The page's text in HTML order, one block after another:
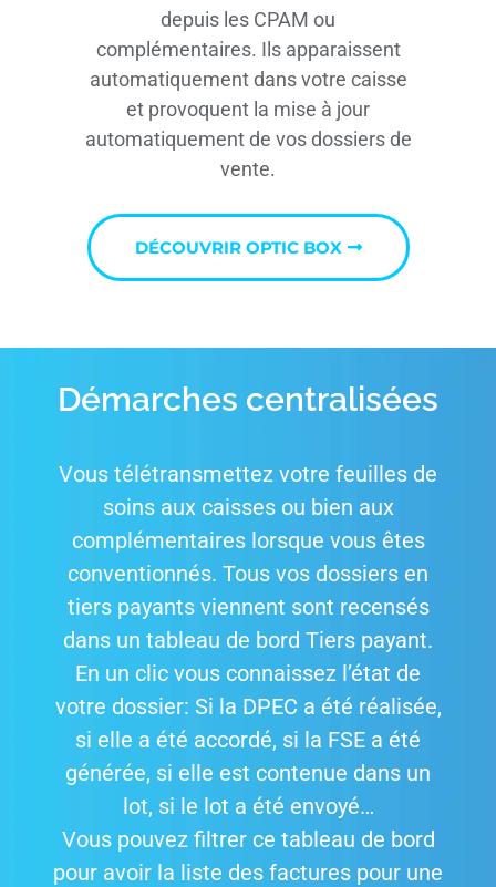
depuis les CPAM ou
complémentaires. Ils apparaissent
automatiquement dans votre caisse
et provoquent la mise à jour
automatiquement de vos dossiers de
vente.
DÉCOUVRIR OPTIC BOX
Démarches centralisées
Vous télétransmettez votre feuilles de
soins aux caisses ou bien aux
complémentaires lorsque vous êtes
conventionnés. Tous vos dossiers en
tiers payants viennent sont recensés
dans un tableau de bord Tiers payant.
En un clic vous connaissez l’état de
votre dossier: Si la DPEC a été réalisée,
si elle a été accordé, si la FSE a été
générée, si elle est contenue dans un
lot, si le lot a été envoyé…
Vous pouvez filtrer ce tableau de bord
pour avoir la liste des factures pour une